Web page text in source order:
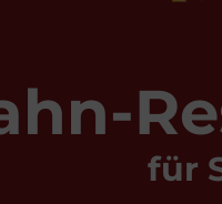
für